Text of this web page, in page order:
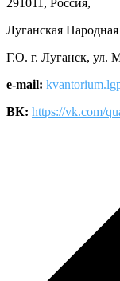
Луганская
Г.О. г. Луганск, ул.
e-mail:
ВК: https://vk.com/